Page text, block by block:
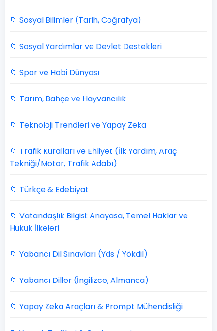
📁 Sosyal Bilimler (Tarih, Coğrafya)
📁 Sosyal Yardımlar ve Devlet Destekleri
📁 Spor ve Hobi Dünyası
📁 Tarım, Bahçe ve Hayvancılık
📁 Teknoloji Trendleri ve Yapay Zeka
📁 Trafik Kuralları ve Ehliyet (İlk Yardım, Araç
Tekniği/Motor, Trafik Adabı)
📁 Türkçe & Edebiyat
📁 Vatandaşlık Bilgisi: Anayasa, Temel Haklar ve
Hukuk İlkeleri
📁 Yabancı Dil Sınavları (Yds / Yökdil)
📁 Yabancı Diller (İngilizce, Almanca)
📁 Yapay Zeka Araçları & Prompt Mühendisliği